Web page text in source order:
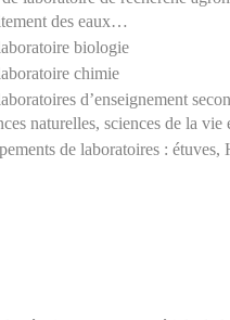
des eaux…
biologie
chimie
d’enseignement
naturelles, sciences de la
de laboratoires :